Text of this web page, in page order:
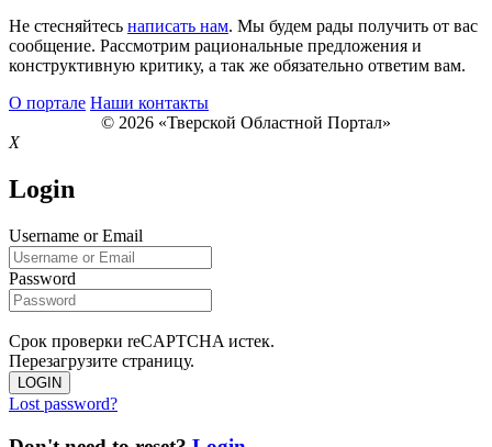
Не стесняйтесь написать нам. Мы будем рады получить от вас
сообщение. Рассмотрим рациональные предложения и
конструктивную критику, а так же обязательно ответим вам.
О портале Наши контакты
© 2026 «Тверской Областной Портал»
X
Login
Username or Email
Password
Срок проверки reCAPTCHA истек.
Перезагрузите страницу.
LOGIN
Lost password?